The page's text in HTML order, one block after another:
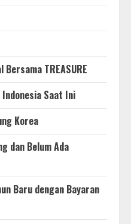
TREASURE
Saat Ini
Korea
dan Belum Ada
Baru dengan Bayaran